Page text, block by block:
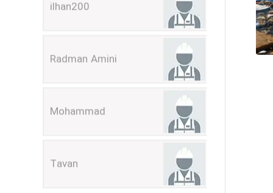
Radman Amini
Mohammad
Tavan
akhtar shahsavandi